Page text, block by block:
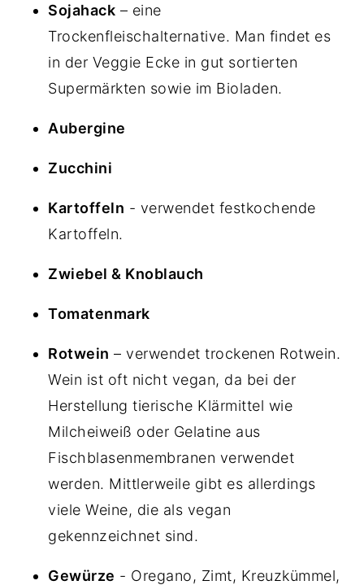
Sojahack – eine
Trockenfleischalternative. Man findet es
in der Veggie Ecke in gut sortierten
Supermärkten sowie im Bioladen.
Aubergine
Zucchini
Kartoffeln - verwendet festkochende
Kartoffeln.
Zwiebel & Knoblauch
Tomatenmark
Rotwein – verwendet trockenen Rotwein.
Wein ist oft nicht vegan, da bei der
Herstellung tierische Klärmittel wie
Milcheiweiß oder Gelatine aus
Fischblasenmembranen verwendet
werden. Mittlerweile gibt es allerdings
viele Weine, die als vegan
gekennzeichnet sind.
Gewürze - Oregano, Zimt, Kreuzkümmel,